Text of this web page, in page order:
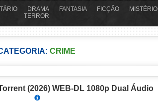
DRAMA FANTASIA FICÇÃO MISTÉRIO
TERROR
CRIME
(2026) WEB-DL 1080p Dual Áudio